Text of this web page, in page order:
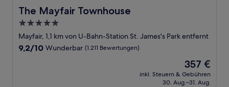
The Mayfair Townhouse
The Mayfair Townhouse
5.0-
Sterne-
Unterkunft
Mayfair, 1,1 km von U-Bahn-Station St. James's Park entfernt
9.2
9,2/10 Wunderbar (1.211 Bewertungen)
Der
Preis
beträgt
357 €
inkl. Steuern & Gebühren
30. Aug.–31. Aug.